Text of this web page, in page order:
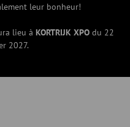
leur bonheur!
lieu à KORTRIJK XPOdu 22
2027.